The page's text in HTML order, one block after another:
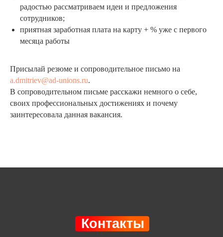
радостью рассматриваем идеи и предложения
сотрудников;
приятная заработная плата на карту + % уже с первого
месяца работы
Присылай резюме и сопроводительное письмо на
a.dmitriev@ad-unions.ru.
В сопроводительном письме расскажи немного о себе,
своих профессиональных достижениях и почему
заинтересовала данная вакансия.
Контакты